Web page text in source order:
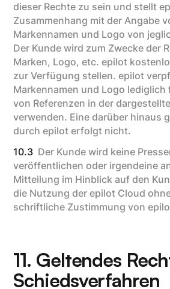
dieser Rechte zu sein und stellt
Zusammenhang mit der Angabe
Markennamen und Logo von
Der Kunde wird zum Zwecke der
Marken, Logo, etc. epilot
zur Verfügung stellen. epilot
Markennamen und Logo lediglich
von Referenzen in der
verwenden. Eine darüber hinaus
durch epilot erfolgt nicht.
10.3 Der Kunde wird keine
veröffentlichen oder irgendeine
Mitteilung im Hinblick auf den
die Nutzung der epilot Cloud
schriftliche Zustimmung von
11. Geltendes
Schiedsverfahren